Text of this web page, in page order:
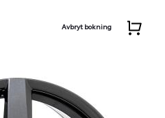
Avbryt bokning